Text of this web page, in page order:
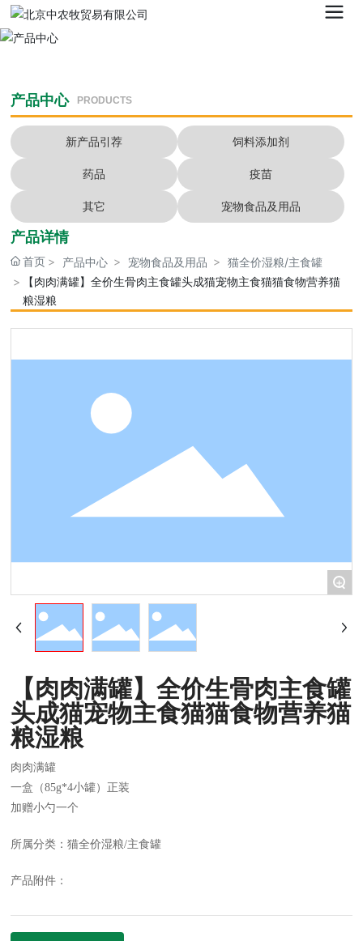
产品中心 PRODUCTS
新产品引荐 饲料添加剂
药品 疫苗
其它 宠物食品及用品
产品详情
首页 产品中心 宠物食品及用品
猫全价湿粮/主食罐
【肉肉满罐】全价生骨肉主食罐头成猫宠物主食猫猫食物营养猫
粮湿粮
+
【肉肉满罐】全价生骨肉主食罐
头成猫宠物主食猫猫食物营养猫
粮湿粮
肉肉满罐
一盒（85g*4小罐）正装
加赠小勺一个
所属分类：猫全价湿粮/主食罐
产品附件：